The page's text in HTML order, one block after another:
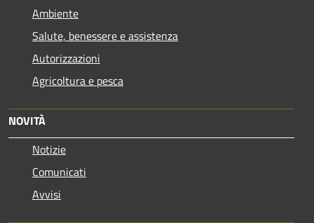
Ambiente
Salute, benessere e assistenza
Autorizzazioni
Agricoltura e pesca
NOVITÀ
Notizie
Comunicati
Avvisi